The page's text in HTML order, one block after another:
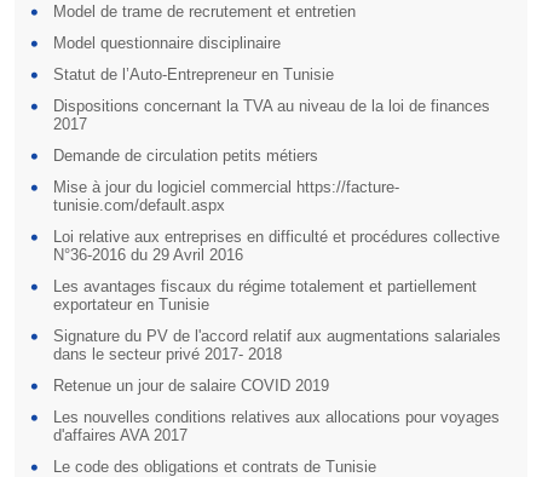
Model de trame de recrutement et entretien
Model questionnaire disciplinaire
Statut de l’Auto-Entrepreneur en Tunisie
Dispositions concernant la TVA au niveau de la loi de finances
2017
Demande de circulation petits métiers
Mise à jour du logiciel commercial https://facture-
tunisie.com/default.aspx
Loi relative aux entreprises en difficulté et procédures collective
N°36-2016 du 29 Avril 2016
Les avantages fiscaux du régime totalement et partiellement
exportateur en Tunisie
Signature du PV de l'accord relatif aux augmentations salariales
dans le secteur privé 2017- 2018
Retenue un jour de salaire COVID 2019
Les nouvelles conditions relatives aux allocations pour voyages
d'affaires AVA 2017
Le code des obligations et contrats de Tunisie